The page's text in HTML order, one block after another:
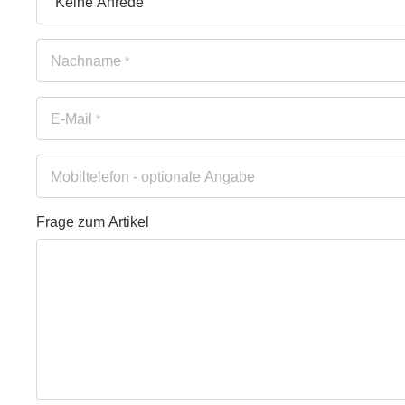
Nachname *
E-Mail *
Mobiltelefon - optionale Angabe
Frage zum Artikel